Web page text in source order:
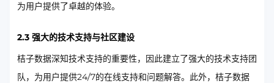
为用户提供了卓越的体验。
2.3 强大的技术支持与社区建设
桔子数据深知技术支持的重要性，因此建立了强大的技术支持团
队，为用户提供24/7的在线支持和问题解答。此外，桔子数据